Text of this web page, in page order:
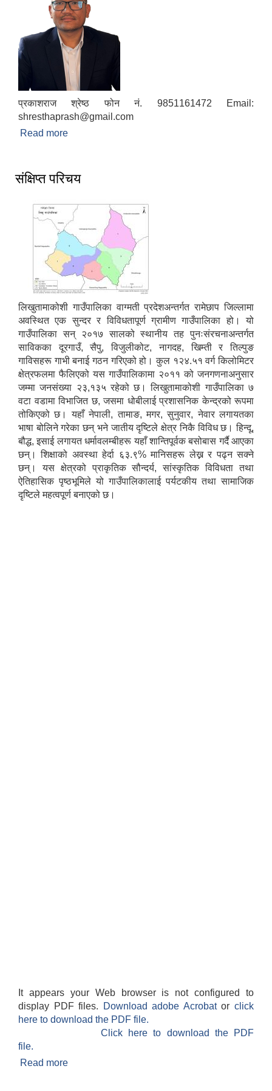
प्रकाशराज श्रेष्ठ फोन नं. 9851161472 Email:
shresthaprash@gmail.com
Read more
संक्षिप्त परिचय
लिखुतामाकोशी गाउँपालिका वाग्मती प्रदेशअन्तर्गत रामेछाप जिल्लामा
अवस्थित एक सुन्दर र विविधतापूर्ण ग्रामीण गाउँपालिका हो। यो
गाउँपालिका सन् २०१७ सालको स्थानीय तह पुनःसंरचनाअन्तर्गत
साविकका दूरगाउँ, सैपु, विजुलीकोट, नागदह, खिम्ती र तिल्पुङ
गाविसहरू गाभी बनाई गठन गरिएको हो। कुल १२४.५१ वर्ग किलोमिटर
क्षेत्रफलमा फैलिएको यस गाउँपालिकामा २०११ को जनगणनाअनुसार
जम्मा जनसंख्या २३,१३५ रहेको छ। लिखुतामाकोशी गाउँपालिका ७
वटा वडामा विभाजित छ, जसमा धोबीलाई प्रशासनिक केन्द्रको रूपमा
तोकिएको छ। यहाँ नेपाली, तामाङ, मगर, सुनुवार, नेवार लगायतका
भाषा बोलिने गरेका छन् भने जातीय दृष्टिले क्षेत्र निकै विविध छ। हिन्दू,
बौद्ध, इसाई लगायत धर्मावलम्बीहरू यहाँ शान्तिपूर्वक बसोबास गर्दै आएका
छन्। शिक्षाको अवस्था हेर्दा ६३.९% मानिसहरू लेख्न र पढ्न सक्ने
छन्। यस क्षेत्रको प्राकृतिक सौन्दर्य, सांस्कृतिक विविधता तथा
ऐतिहासिक पृष्ठभूमिले यो गाउँपालिकालाई पर्यटकीय तथा सामाजिक
दृष्टिले महत्वपूर्ण बनाएको छ।
It appears your Web browser is not configured to
display PDF files.
Download adobe Acrobatorclick
here to download the PDF file.
Click here to download the PDF
file.
Read more